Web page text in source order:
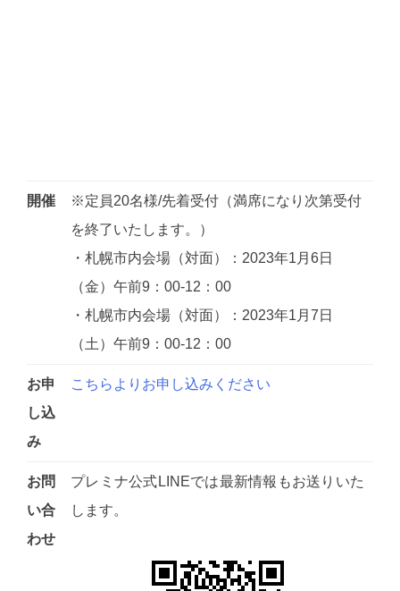
開催
※定員20名様/先着受付（満席になり次第受付
を終了いたします。）
・札幌市内会場（対面）：2023年1月6日
（金）午前9：00-12：00
・札幌市内会場（対面）：2023年1月7日
（土）午前9：00-12：00
お申
し込
み
こちらよりお申し込みください
お問
い合
わせ
プレミナ公式LINEでは最新情報もお送りいた
します。